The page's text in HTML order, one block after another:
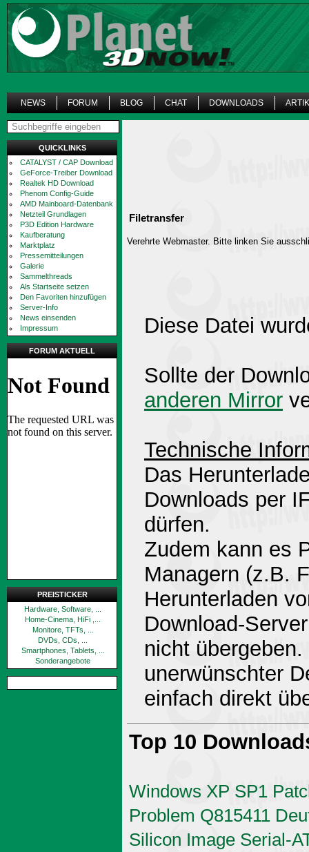
NEWS FORUM BLOG CHAT DOWNLOADS
QUICKLINKS
CATALYST / CAP Download
GeForce-Treiber Download
Realtek HD Download
Phenom Config-Guide
AMD Mainboard-Datenbank
Netzteil Grundlagen
P3D Edition Hardware
Kaufberatung
Marktplatz
Pressemitteilungen
Galerie
Sammelthreads
Als Startseite setzen
Den Favoriten hinzufügen
Server-Info
News einsenden
Impressum
FORUM AKTUELL
PREISTICKER
Hardware, Software, ...
Home-Cinema, HiFi ,...
Monitore, TFTs, ...
DVDs, CDs, ...
Smartphones, Tablets, ...
Sonderangebote
Filetransfer
Verehrte Webmaster. Bitte linken Sie
Diese Datei
Sollte der
anderen Mirror
Technische
Das
Downloads per
dürfen.
Zudem kann es
Managern (z.B.
Herunterladen
Download-
nicht
unerwünschter
einfach direkt
Top 10
Windows XP SP1
Problem Q815411
Silicon Image Serial-